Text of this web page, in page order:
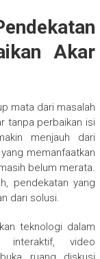
Akar
mata dari masalah
tanpa perbaikan isi
menjauh dari
memanfaatkan
belum merata.
pendekatan yang
dari solusi.
teknologi dalam
interaktif, video